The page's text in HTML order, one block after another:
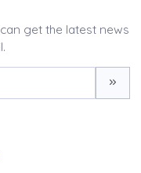
get the latest news